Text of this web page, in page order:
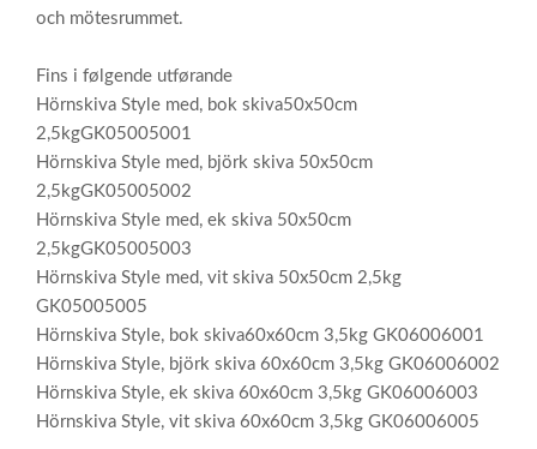
och mötesrummet.
Fins i følgende utførande
Hörnskiva Style med, bok skiva50x50cm
2,5kgGK05005001
Hörnskiva Style med, björk skiva 50x50cm
2,5kgGK05005002
Hörnskiva Style med, ek skiva 50x50cm
2,5kgGK05005003
Hörnskiva Style med, vit skiva 50x50cm 2,5kg
GK05005005
Hörnskiva Style, bok skiva60x60cm 3,5kg GK06006001
Hörnskiva Style, björk skiva 60x60cm 3,5kg GK06006002
Hörnskiva Style, ek skiva 60x60cm 3,5kg GK06006003
Hörnskiva Style, vit skiva 60x60cm 3,5kg GK06006005